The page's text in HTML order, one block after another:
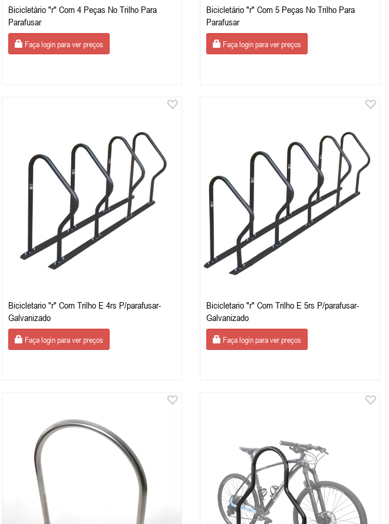
Bicicletário "r" Com 4 Peças No Trilho Para
Parafusar
Faça login para ver preços
Bicicletário "r" Com 5 Peças No Trilho Para
Parafusar
Faça login para ver preços
Bicicletario "r" Com Trilho E 4rs P/parafusar-
Galvanizado
Faça login para ver preços
Bicicletario "r" Com Trilho E 5rs P/parafusar-
Galvanizado
Faça login para ver preços